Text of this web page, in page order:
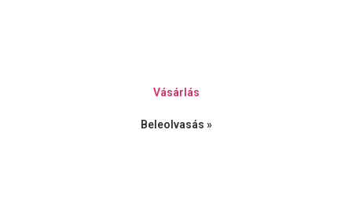
Vásárlás
Beleolvasás »